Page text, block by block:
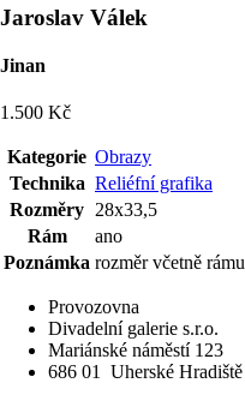
Jaroslav Válek
Jinan
1.500 Kč
Kategorie Obrazy
Technika Reliéfní grafika
Rozměry 28x33,5
Rám
ano
Poznámka rozměr včetně rámu
Provozovna
Divadelní galerie s.r.o.
Mariánské náměstí 123
686 01
Uherské Hradiště